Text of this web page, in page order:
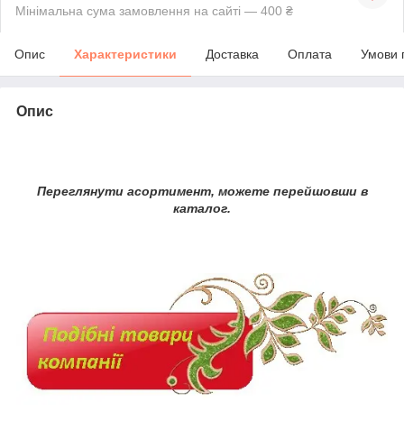
Мінімальна сума замовлення на сайті — 400 ₴
Опис Характеристики Доставка Оплата Умови
Опис
Переглянути асортимент, можете перейшовши в
каталог.